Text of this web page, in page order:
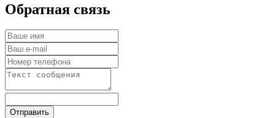
Обратная связь
Отправить